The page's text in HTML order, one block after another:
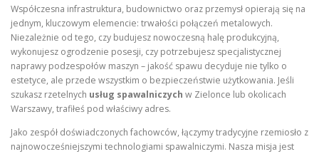
Współczesna infrastruktura, budownictwo oraz przemysł opierają się na
jednym, kluczowym elemencie: trwałości połączeń metalowych.
Niezależnie od tego, czy budujesz nowoczesną halę produkcyjną,
wykonujesz ogrodzenie posesji, czy potrzebujesz specjalistycznej
naprawy podzespołów maszyn – jakość spawu decyduje nie tylko o
estetyce, ale przede wszystkim o bezpieczeństwie użytkowania. Jeśli
szukasz rzetelnych usług spawalniczych w Zielonce lub okolicach
Warszawy, trafiłeś pod właściwy adres.
Jako zespół doświadczonych fachowców, łączymy tradycyjne rzemiosło z
najnowocześniejszymi technologiami spawalniczymi. Nasza misja jest